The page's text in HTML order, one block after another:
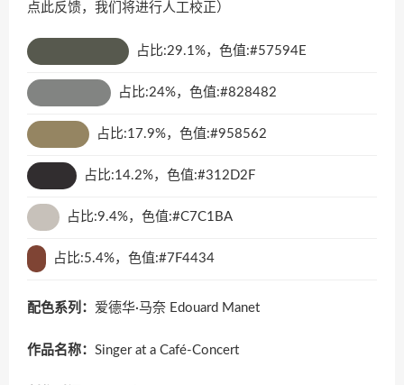
点此反馈，我们将进行人工校正）
占比:29.1%，色值:#57594E
占比:24%，色值:#828482
占比:17.9%，色值:#958562
占比:14.2%，色值:#312D2F
占比:9.4%，色值:#C7C1BA
占比:5.4%，色值:#7F4434
配色系列： 爱德华·马奈 Edouard Manet
作品名称： Singer at a Café-Concert